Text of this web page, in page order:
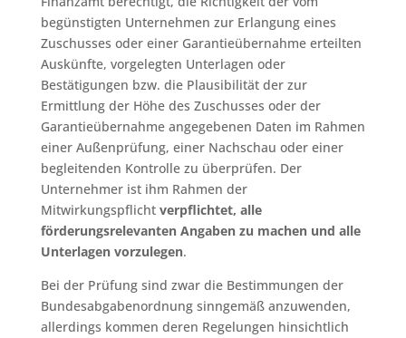
begünstigten Unternehmen zur Erlangung eines
Zuschusses oder einer Garantieübernahme erteilten
Auskünfte, vorgelegten Unterlagen oder
Bestätigungen bzw. die Plausibilität der zur
Ermittlung der Höhe des Zuschusses oder der
Garantieübernahme angegebenen Daten im Rahmen
einer Außenprüfung, einer Nachschau oder einer
begleitenden Kontrolle zu überprüfen. Der
Unternehmer ist ihm Rahmen der
Mitwirkungspflicht verpflichtet, alle
förderungsrelevanten Angaben zu machen und alle
Unterlagen vorzulegen.
Bei der Prüfung sind zwar die Bestimmungen der
Bundesabgabenordnung sinngemäß anzuwenden,
allerdings kommen deren Regelungen hinsichtlich